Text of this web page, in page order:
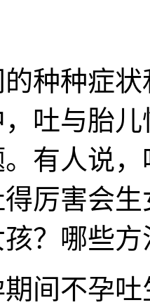
种症状
吐与胎
有人说
厉害会
？哪些
不孕吐